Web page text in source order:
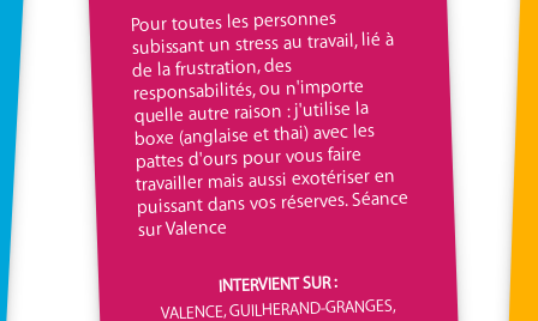
Pour toutes les personnes
subissant un stress au travail, lié à
de la frustration, des
responsabilités, ou n'importe
quelle autre raison : j'utilise la
boxe (anglaise et thai) avec les
pattes d'ours pour vous faire
travailler mais aussi exotériser en
puissant dans vos réserves. Séance
sur Valence
INTERVIENT SUR :
VALENCE, GUILHERAND-GRANGES,